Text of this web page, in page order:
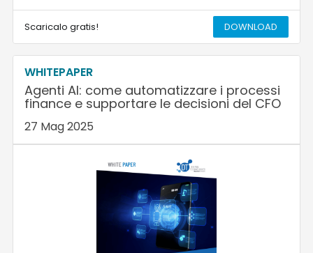
Scaricalo gratis! DOWNLOAD
WHITEPAPER
Agenti AI: come automatizzare i processi
finance e supportare le decisioni del CFO
27 Mag 2025